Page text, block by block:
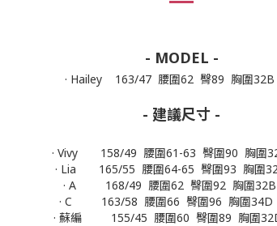
- MODEL -
· Hailey 163/47 腰圍62 臀89 胸圍32B
- 建議尺寸 -
· Vivy 158/49 腰圍61-63 臀圍90 胸圍
· Lia 165/55 腰圍64-65 臀圍93 胸圍
· A 168/49 腰圍62 臀圍92 胸圍
· C 163/58 腰圍66 臀圍96 胸圍
· 蘇編 155/45 腰圍60 臀圍89 胸圍